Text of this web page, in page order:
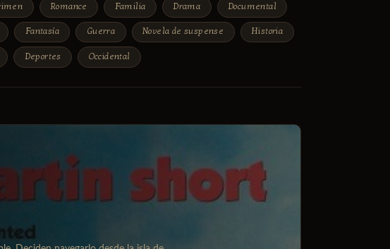
Romance Familia Drama Documental
Fantasía Guerra Novela de suspense Historia
Deportes Occidental